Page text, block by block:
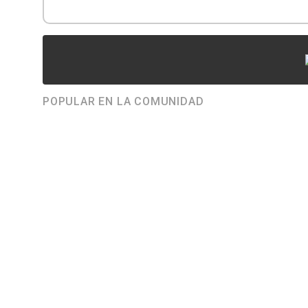
POPULAR EN LA COMUNIDAD